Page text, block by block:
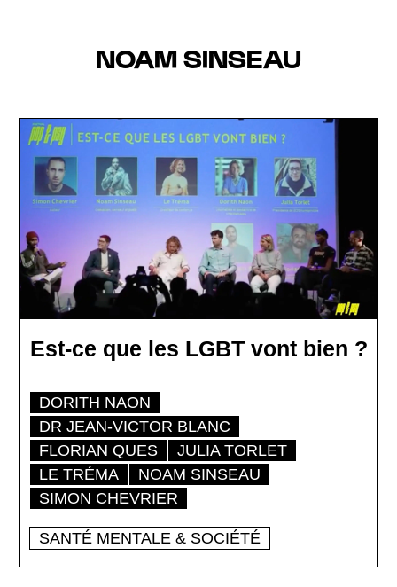
NOAM SINSEAU
Est-ce que les LGBT vont bien ?
DORITH NAON
DR JEAN-VICTOR BLANC
FLORIAN QUES
JULIA TORLET
LE TRÉMA
NOAM SINSEAU
SIMON CHEVRIER
SANTÉ MENTALE & SOCIÉTÉ